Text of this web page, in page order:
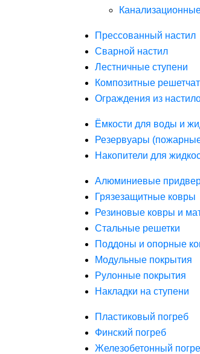
Прессованный настил
Сварной настил
Лестничные ступени
Композитные
Ограждения из
Ёмкости для воды и
Резервуары
Накопители для
Алюминиевые
Грязезащитные ковры
Резиновые ковры и
Стальные решетки
Поддоны и опорные
Модульные покрытия
Рулонные покрытия
Накладки на ступени
Пластиковый погреб
Финский погреб
Железобетонный